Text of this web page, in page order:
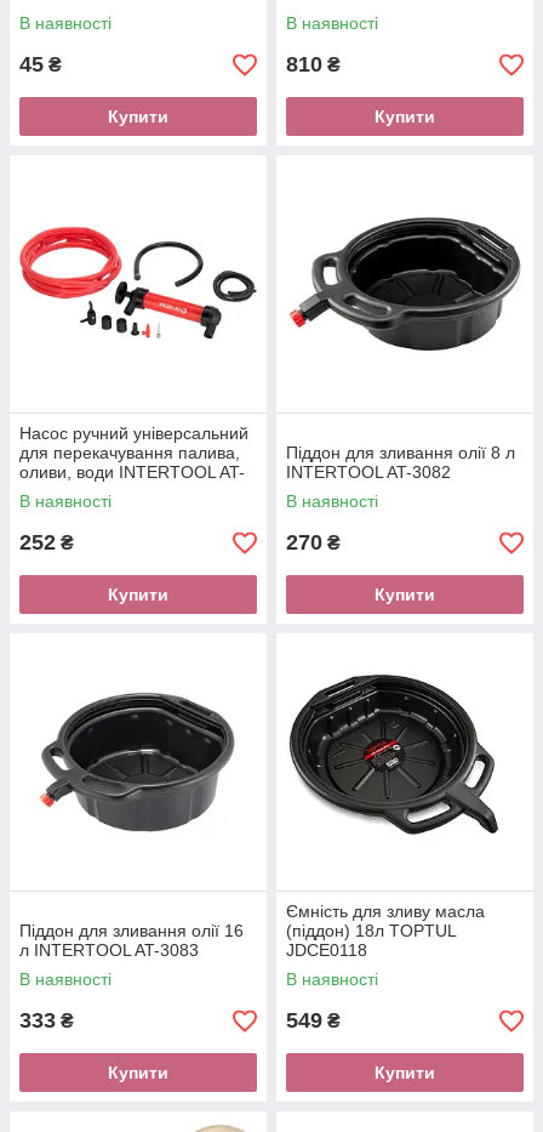
В наявності
45 ₴
Купити
В наявності
810 ₴
Купити
Насос ручний універсальний
для перекачування палива,
оливи, води INTERTOOL AT-
3070
В наявності
252 ₴
Купити
Піддон для зливання олії 8 л
INTERTOOL AT-3082
В наявності
270 ₴
Купити
Піддон для зливання олії 16
л INTERTOOL AT-3083
В наявності
333 ₴
Купити
Ємність для зливу масла
(піддон) 18л TOPTUL
JDCE0118
В наявності
549 ₴
Купити